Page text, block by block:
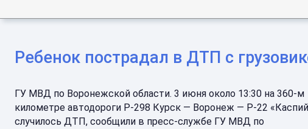
Ребенок пострадал в ДТП с
ГУ МВД по Воронежской области. 3 июня около 13:30 на 360-м
километре автодороги Р-298 Курск — Воронеж — Р-22
случилось ДТП, сообщили в пресс-службе ГУ МВД по